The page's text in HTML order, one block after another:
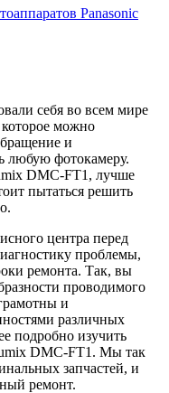
Panasonic
себя во всем мире
можно
и
любую фотокамеру.
DMC-FT1, лучше
пытаться решить
центра перед
проблемы,
ремонта. Так, вы
проводимого
и
различных
подробно изучить
DMC-FT1. Мы так
запчастей, и
ремонт.